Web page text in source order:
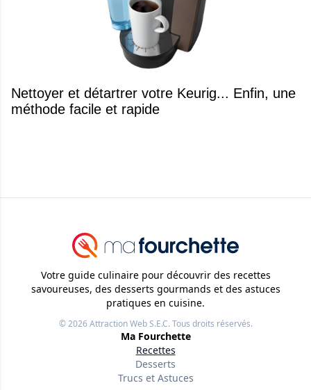
Nettoyer et détartrer votre Keurig... Enfin, une
méthode facile et rapide
Votre guide culinaire pour découvrir des recettes
savoureuses, des desserts gourmands et des astuces
pratiques en cuisine.
© 2026Attraction Web S.E.C.Tous droits réservés.
Ma Fourchette
Recettes
Desserts
Trucs et Astuces